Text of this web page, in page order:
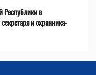
Республики в
и охранника-